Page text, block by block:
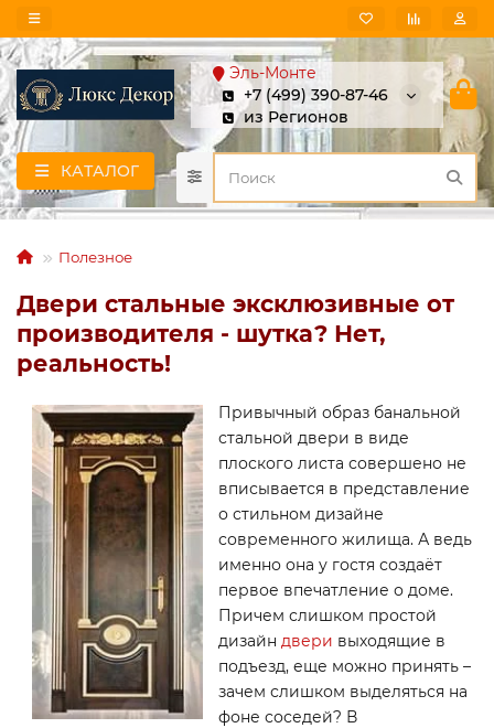
Эль-Монте
+7 (499) 390-87-46
из Регионов
КАТАЛОГ
Полезное
Двери стальные эксклюзивные от
производителя - шутка? Нет,
реальность!
Привычный образ банальной
стальной двери в виде
плоского листа совершено не
вписывается в представление
о стильном дизайне
современного жилища. А ведь
именно она у гостя создаёт
первое впечатление о доме.
Причем слишком простой
дизайн двери выходящие в
подъезд, еще можно принять –
зачем слишком выделяться на
фоне соседей? В